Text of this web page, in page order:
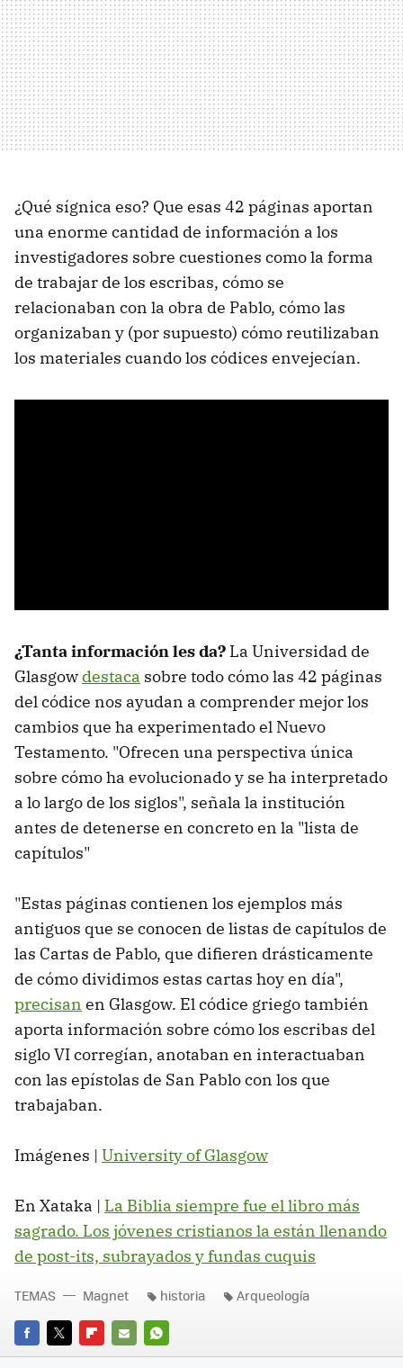
¿Qué sígnica eso? Que esas 42 páginas aportan
una enorme cantidad de información a los
investigadores sobre cuestiones como la forma
de trabajar de los escribas, cómo se
relacionaban con la obra de Pablo, cómo las
organizaban y (por supuesto) cómo reutilizaban
los materiales cuando los códices envejecían.
¿Tanta información les da? La Universidad de
Glasgow destaca sobre todo cómo las 42 páginas
del códice nos ayudan a comprender mejor los
cambios que ha experimentado el Nuevo
Testamento. "Ofrecen una perspectiva única
sobre cómo ha evolucionado y se ha interpretado
a lo largo de los siglos", señala la institución
antes de detenerse en concreto en la "lista de
capítulos"
"Estas páginas contienen los ejemplos más
antiguos que se conocen de listas de capítulos de
las Cartas de Pablo, que difieren drásticamente
de cómo dividimos estas cartas hoy en día",
precisan en Glasgow. El códice griego también
aporta información sobre cómo los escribas del
siglo VI corregían, anotaban en interactuaban
con las epístolas de San Pablo con los que
trabajaban.
Imágenes | University of Glasgow
En Xataka | La Biblia siempre fue el libro más
sagrado. Los jóvenes cristianos la están llenando
de post-its, subrayados y fundas cuquis
FACEBOOK
TWITTERFLIPBOARD
E-
WHATSAPP
TEMAS Magnet historia Arqueología